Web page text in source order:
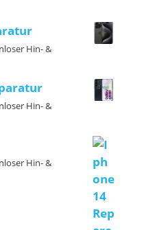
Hin- &
Hin- &
Hin- &